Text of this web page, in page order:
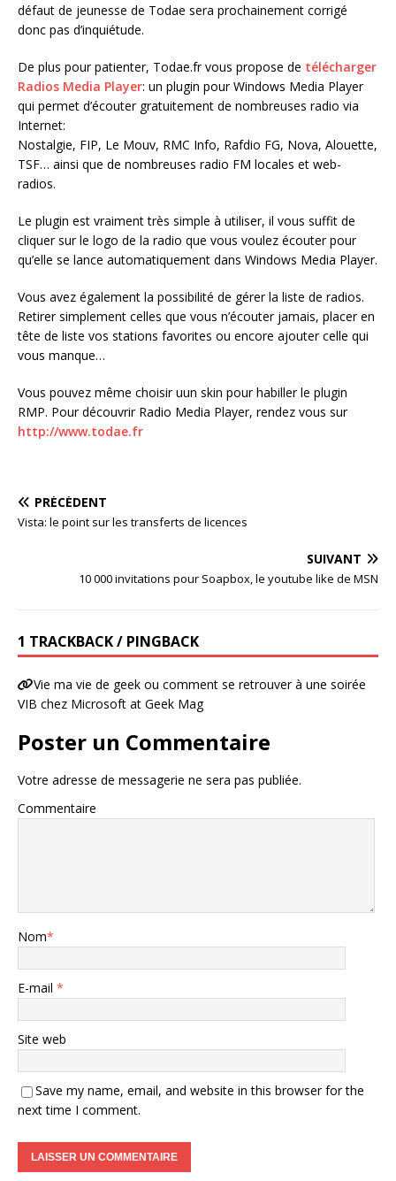
défaut de jeunesse de Todae sera prochainement corrigé
donc pas d’inquiétude.
De plus pour patienter, Todae.fr vous propose de télécharger
Radios Media Player: un plugin pour Windows Media Player
qui permet d’écouter gratuitement de nombreuses radio via
Internet:
Nostalgie, FIP, Le Mouv, RMC Info, Rafdio FG, Nova, Alouette,
TSF… ainsi que de nombreuses radio FM locales et web-
radios.
Le plugin est vraiment très simple à utiliser, il vous suffit de
cliquer sur le logo de la radio que vous voulez écouter pour
qu’elle se lance automatiquement dans Windows Media Player.
Vous avez également la possibilité de gérer la liste de radios.
Retirer simplement celles que vous n’écouter jamais, placer en
tête de liste vos stations favorites ou encore ajouter celle qui
vous manque…
Vous pouvez même choisir uun skin pour habiller le plugin
RMP. Pour découvrir Radio Media Player, rendez vous sur
http://www.todae.fr
PRÉCÉDENT
Vista: le point sur les transferts de licences
SUIVANT
10 000 invitations pour Soapbox, le youtube like de MSN
1 TRACKBACK / PINGBACK
Vie ma vie de geek ou comment se retrouver à une soirée
VIB chez Microsoft at Geek Mag
Poster un Commentaire
Votre adresse de messagerie ne sera pas publiée.
Commentaire
Nom*
E-mail *
Site web
Save my name, email, and website in this browser for the
next time I comment.